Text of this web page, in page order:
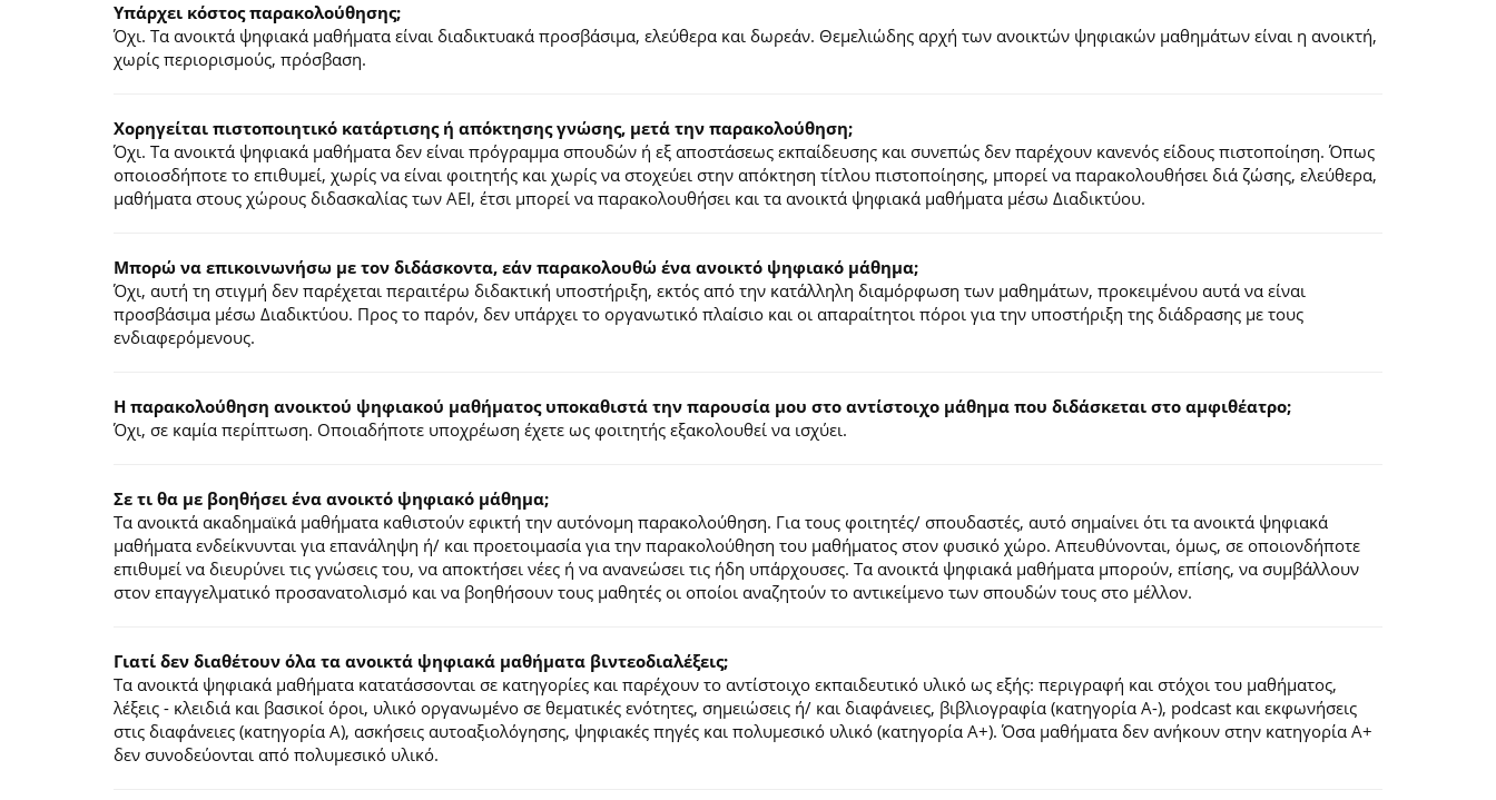
Υπάρχει κόστος παρακολούθησης;
Όχι. Τα ανοικτά ψηφιακά μαθήματα είναι διαδικτυακά προσβάσιμα, ελεύθερα και δωρεάν. Θεμελιώδης αρχή των ανοικτών ψηφιακών μαθημάτων είναι η ανοικτή,
χωρίς περιορισμούς, πρόσβαση.
Χορηγείται πιστοποιητικό κατάρτισης ή απόκτησης γνώσης, μετά την παρακολούθηση;
Όχι. Τα ανοικτά ψηφιακά μαθήματα δεν είναι πρόγραμμα σπουδών ή εξ αποστάσεως εκπαίδευσης και συνεπώς δεν παρέχουν κανενός είδους πιστοποίηση. Όπως
οποιοσδήποτε το επιθυμεί, χωρίς να είναι φοιτητής και χωρίς να στοχεύει στην απόκτηση τίτλου πιστοποίησης, μπορεί να παρακολουθήσει διά ζώσης, ελεύθερα,
μαθήματα στους χώρους διδασκαλίας των ΑΕΙ, έτσι μπορεί να παρακολουθήσει και τα ανοικτά ψηφιακά μαθήματα μέσω Διαδικτύου.
Μπορώ να επικοινωνήσω με τον διδάσκοντα, εάν παρακολουθώ ένα ανοικτό ψηφιακό μάθημα;
Όχι, αυτή τη στιγμή δεν παρέχεται περαιτέρω διδακτική υποστήριξη, εκτός από την κατάλληλη διαμόρφωση των μαθημάτων, προκειμένου αυτά να είναι
προσβάσιμα μέσω Διαδικτύου. Προς το παρόν, δεν υπάρχει το οργανωτικό πλαίσιο και οι απαραίτητοι πόροι για την υποστήριξη της διάδρασης με τους
ενδιαφερόμενους.
Η παρακολούθηση ανοικτού ψηφιακού μαθήματος υποκαθιστά την παρουσία μου στο αντίστοιχο μάθημα που διδάσκεται στο αμφιθέατρο;
Όχι, σε καμία περίπτωση. Οποιαδήποτε υποχρέωση έχετε ως φοιτητής εξακολουθεί να ισχύει.
Σε τι θα με βοηθήσει ένα ανοικτό ψηφιακό μάθημα;
Τα ανοικτά ακαδημαϊκά μαθήματα καθιστούν εφικτή την αυτόνομη παρακολούθηση. Για τους φοιτητές/ σπουδαστές, αυτό σημαίνει ότι τα ανοικτά ψηφιακά
μαθήματα ενδείκνυνται για επανάληψη ή/ και προετοιμασία για την παρακολούθηση του μαθήματος στον φυσικό χώρο. Απευθύνονται, όμως, σε οποιονδήποτε
επιθυμεί να διευρύνει τις γνώσεις του, να αποκτήσει νέες ή να ανανεώσει τις ήδη υπάρχουσες. Τα ανοικτά ψηφιακά μαθήματα μπορούν, επίσης, να συμβάλλουν
στον επαγγελματικό προσανατολισμό και να βοηθήσουν τους μαθητές οι οποίοι αναζητούν το αντικείμενο των σπουδών τους στο μέλλον.
Γιατί δεν διαθέτουν όλα τα ανοικτά ψηφιακά μαθήματα βιντεοδιαλέξεις;
Τα ανοικτά ψηφιακά μαθήματα κατατάσσονται σε κατηγορίες και παρέχουν το αντίστοιχο εκπαιδευτικό υλικό ως εξής: περιγραφή και στόχοι του μαθήματος,
λέξεις - κλειδιά και βασικοί όροι, υλικό οργανωμένο σε θεματικές ενότητες, σημειώσεις ή/ και διαφάνειες, βιβλιογραφία (κατηγορία Α-), podcast και εκφωνήσεις
στις διαφάνειες (κατηγορία Α), ασκήσεις αυτοαξιολόγησης, ψηφιακές πηγές και πολυμεσικό υλικό (κατηγορία Α+). Όσα μαθήματα δεν ανήκουν στην κατηγορία Α+
δεν συνοδεύονται από πολυμεσικό υλικό.